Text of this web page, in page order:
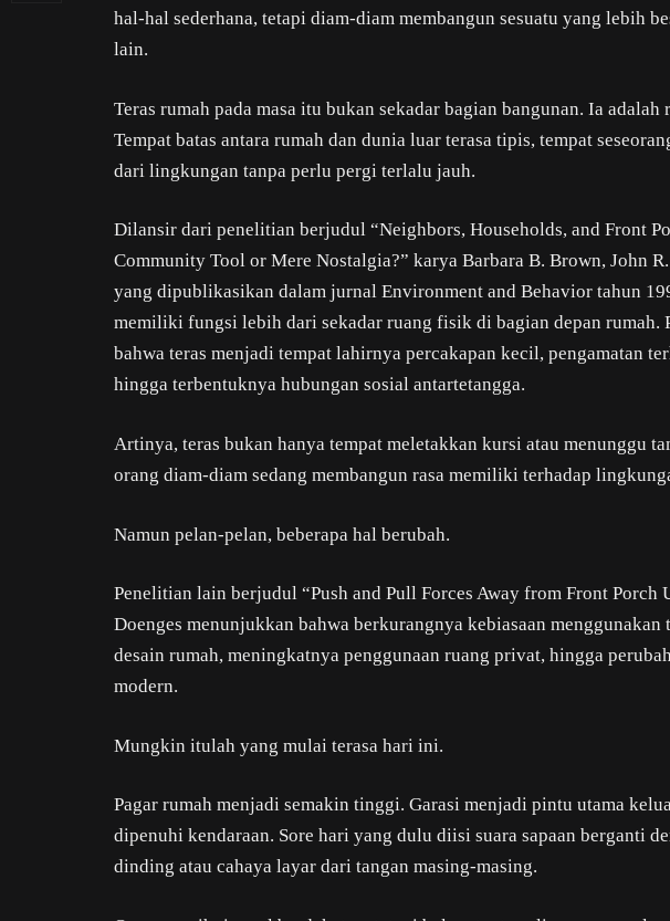
hal-hal sederhana, tetapi diam-diam membangun sesuatu yang lebih
lain.
Teras rumah pada masa itu bukan sekadar bagian bangunan. Ia
Tempat batas antara rumah dan dunia luar terasa tipis, tempat
dari lingkungan tanpa perlu pergi terlalu jauh.
Dilansir dari penelitian berjudul “Neighbors, Households, and Front
Community Tool or Mere Nostalgia?” karya Barbara B. Brown, John
yang dipublikasikan dalam jurnal Environment and Behavior tahun
memiliki fungsi lebih dari sekadar ruang fisik di bagian depan rumah.
bahwa teras menjadi tempat lahirnya percakapan kecil, pengamatan
hingga terbentuknya hubungan sosial antartetangga.
Artinya, teras bukan hanya tempat meletakkan kursi atau menunggu
orang diam-diam sedang membangun rasa memiliki terhadap
Namun pelan-pelan, beberapa hal berubah.
Penelitian lain berjudul “Push and Pull Forces Away from Front Porch
Doenges menunjukkan bahwa berkurangnya kebiasaan menggunakan
desain rumah, meningkatnya penggunaan ruang privat, hingga
modern.
Mungkin itulah yang mulai terasa hari ini.
Pagar rumah menjadi semakin tinggi. Garasi menjadi pintu utama
dipenuhi kendaraan. Sore hari yang dulu diisi suara sapaan berganti
dinding atau cahaya layar dari tangan masing-masing.